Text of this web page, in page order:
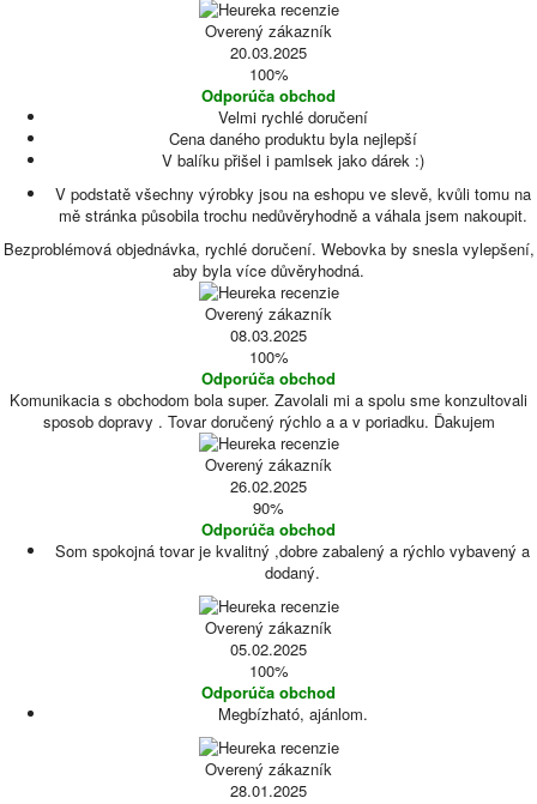
Overený zákazník
20.03.2025
100%
Odporúča obchod
Velmi rychlé doručení
Cena daného produktu byla nejlepší
V balíku přišel i pamlsek jako dárek :)
V podstatě všechny výrobky jsou na eshopu ve slevě, kvůli tomu na
mě stránka působila trochu nedůvěryhodně a váhala jsem nakoupit.
Bezproblémová objednávka, rychlé doručení. Webovka by snesla vylepšení,
aby byla více důvěryhodná.
Overený zákazník
08.03.2025
100%
Odporúča obchod
Komunikacia s obchodom bola super. Zavolali mi a spolu sme konzultovali
sposob dopravy . Tovar doručený rýchlo a a v poriadku. Ďakujem
Overený zákazník
26.02.2025
90%
Odporúča obchod
Som spokojná tovar je kvalitný ,dobre zabalený a rýchlo vybavený a
dodaný.
Overený zákazník
05.02.2025
100%
Odporúča obchod
Megbízható, ajánlom.
Overený zákazník
28.01.2025